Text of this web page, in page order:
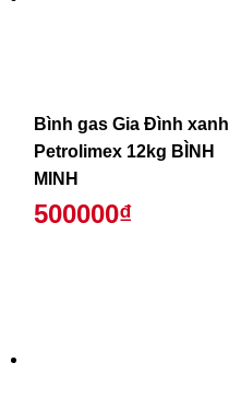
Bình gas Gia Đình xanh
Petrolimex 12kg BÌNH
MINH
500000₫